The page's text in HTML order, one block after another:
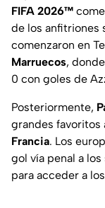
FIFA 2026™
de los anfitriones
comenzaron en
Marruecos,
0 con goles de
Posteriormente,
grandes favoritos
Francia. Los
gol vía penal a
para acceder a